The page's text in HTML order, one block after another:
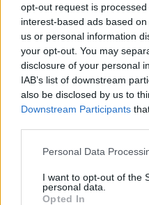
opt-out request is
interest-based ads based
us or personal information
your opt-out. You may
disclosure of your personal
IAB’s list of downstream
also be disclosed by us to
Downstream Participants
Personal Data
I want to opt-out of the
personal data.
Opted In
Lees ook:
Van Bommel offert
transfer naar PSV
PSV wil stunten met
Spaanse verdediger
Dit zijn de 10
Karsdorp verkoopt
winst